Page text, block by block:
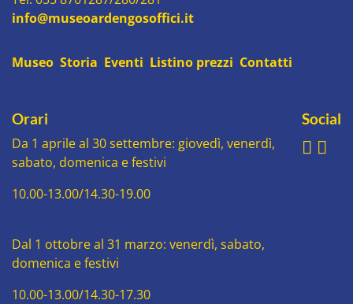
info@museoardengosoffici.it
Museo Storia Eventi Listino prezzi Contatti
Orari
Da 1 aprile al 30 settembre: giovedì, venerdì,
sabato, domenica e festivi
10.00-13.00/14.30-19.00
Dal 1 ottobre al 31 marzo: venerdì, sabato,
domenica e festivi
10.00-13.00/14.30-17.30
Social